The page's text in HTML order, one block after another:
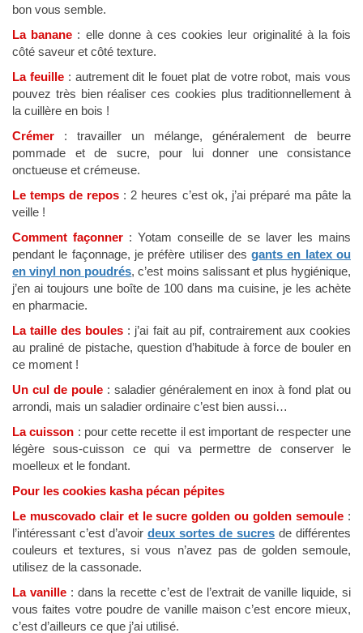
bon vous semble.
La banane : elle donne à ces cookies leur originalité à la fois
côté saveur et côté texture.
La feuille: autrement dit le fouet plat de votre robot, mais vous
pouvez très bien réaliser ces cookies plus traditionnellement à
la cuillère en bois !
Crémer : travailler un mélange, généralement de beurre
pommade et de sucre, pour lui donner une consistance
onctueuse et crémeuse.
Le temps de repos : 2 heures c’est ok, j’ai préparé ma pâte la
veille !
Comment façonner : Yotam conseille de se laver les mains
pendant le façonnage, je préfère utiliser desgants en latex ou
en vinyl non poudrés, c’est moins salissant et plus hygiénique,
j’en ai toujours une boîte de 100 dans ma cuisine, je les achète
en pharmacie.
La taille des boules : j’ai fait au pif, contrairement aux cookies
au praliné de pistache, question d’habitude à force de bouler en
ce moment !
Un cul de poule : saladier généralement en inox à fond plat ou
arrondi, mais un saladier ordinaire c’est bien aussi…
La cuisson : pour cette recette il est important de respecter une
légère sous-cuisson ce qui va permettre de conserver le
moelleux et le fondant.
Pour les cookies kasha pécan pépites
Le muscovado clair et le sucre golden ou golden semoule :
l’intéressant c’est d’avoir deux sortes de sucres de différentes
couleurs et textures, si vous n’avez pas de golden semoule,
utilisez de la cassonade.
La vanille: dans la recette c’est de l’extrait de vanille liquide, si
vous faites votre poudre de vanille maison c’est encore mieux,
c’est d’ailleurs ce que j’ai utilisé.